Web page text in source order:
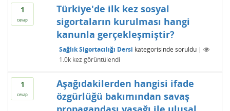
1
cevap
Türkiye'de ilk kez sosyal
sigortaların kurulması hangi
kanunla gerçekleşmiştir?
Sağlık Sigortacılığı Dersi kategorisinde soruldu |
1.0kkez görüntülendi
1
cevap
Aşağıdakilerden hangisi ifade
özgürlüğü bakımından savaş